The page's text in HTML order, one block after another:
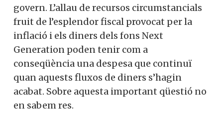
govern. L’allau de recursos circumstancials
fruit de l’esplendor fiscal provocat per la
inflació i els diners dels fons Next
Generation poden tenir com a
conseqüència una despesa que continuï
quan aquests fluxos de diners s’hagin
acabat. Sobre aquesta important qüestió no
en sabem res.